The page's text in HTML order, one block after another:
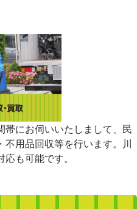
帯にお伺いいたしまして、民
用品回収等を行います。川
も可能です。